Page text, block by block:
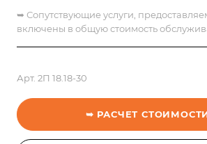
➥ Сопутствующие услуги,
включены в общую стоимость
Арт. 2П 18.18-30
➥ РАСЧЕТ